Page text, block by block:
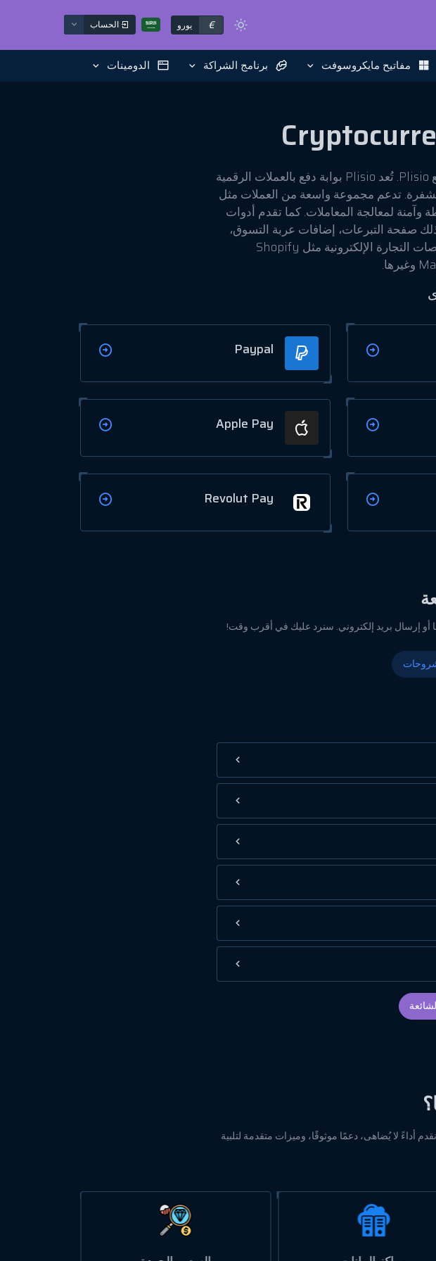
€ يورو الحساب
مفاتيح مايكروسوفت برنامج الشراكة الدومينات
يمكنك شراء خدماتنا باستخدام العملات الرقمية عبر بوابة الدفع Plisio. تُعد Plisio بوابة دفع بالعملات الرقمية
تدعم مجموعة واسعة من العملات مثل
وآمنة لمعالجة المعاملات. كما تقدم أدوات
صفحة التبرعات، إضافات عربة التسوق،
وحلول الفوترة. وتوفر خيارات تكامل مع العديد من منصات التجارة الإلكترونية مثل Shopify
Paypal
Apple Pay
Revolut Pay
أو إرسال بريد إلكتروني. سنرد عليك في أقرب وقت!
أداءً لا يُضاهى، دعمًا موثوقًا، وميزات متقدمة لتلبية